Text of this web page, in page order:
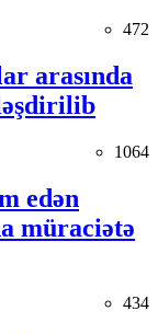
472
arasında
1064
edən
müraciətə
434